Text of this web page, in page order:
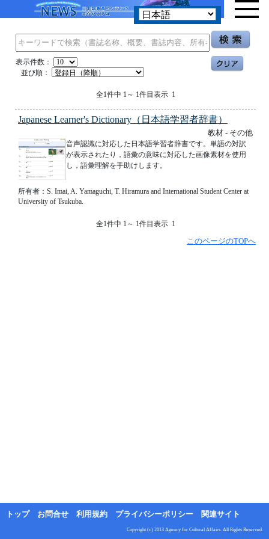
表示件数：
並び順：
全1件中 1～ 1件目表示 1
Japanese Learner's Dictionary（日本語学習者辞書）
教材 - その他
音声認識に対応した日本語学習者辞書です。単語の対訳
が表示されたり，語彙の意味に対応した画像素材を使用
し，語彙理解を手助けします。
所有者：S. Imai, A. Yamaguchi, T. Hiramura and International Student Center at
University of Tsukuba.
全1件中 1～ 1件目表示 1
このページのTOPへ
トップ お問合せ 利用規約 プライバシーポリシー 関連サイト
Copyright (c) 2013 Agency for Cultural Affairs. All Rights Reserved.